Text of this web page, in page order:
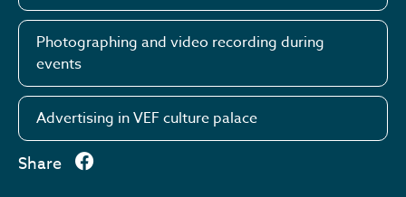
Photographing and video recording during
events
Advertising in VEF culture palace
Share